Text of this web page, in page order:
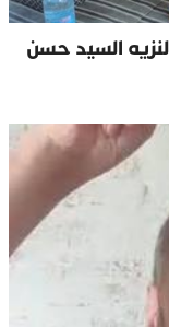
السيد حسن